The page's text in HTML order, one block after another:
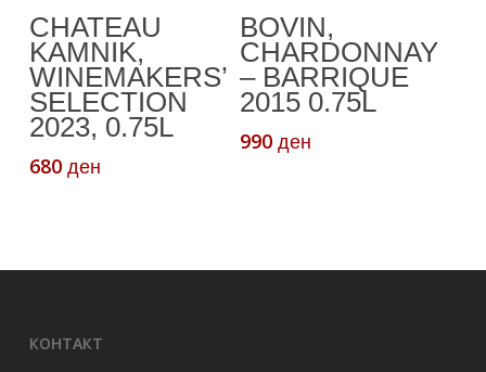
Додади Во
Кошничка
CHATEAU
KAMNIK,
WINEMAKERS’
SELECTION
2023, 0.75L
680 ден
Read More
BOVIN,
CHARDONNAY
– BARRIQUE
2015 0.75L
990ден
КОНТАКТ